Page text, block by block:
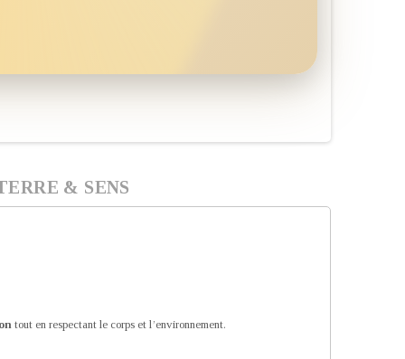
& SENS
tout en respectant le corps et l’environnement.